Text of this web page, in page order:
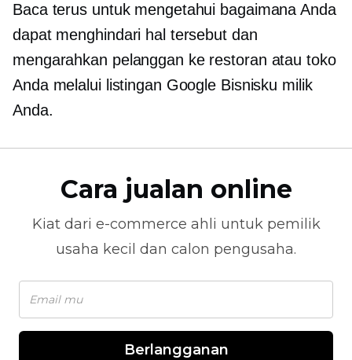
Baca terus untuk mengetahui bagaimana Anda
dapat menghindari hal tersebut dan
mengarahkan pelanggan ke restoran atau toko
Anda melalui listingan Google Bisnisku milik
Anda.
Cara jualan online
Kiat dari e-commerce ahli untuk pemilik
usaha kecil dan calon pengusaha.
Berlangganan